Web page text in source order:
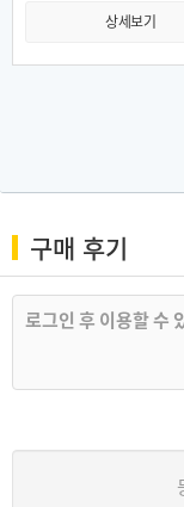
상세보기
구매 후기